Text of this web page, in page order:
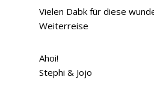
Vielen Dabk für diese
Weiterreise
Ahoi!
Stephi & Jojo